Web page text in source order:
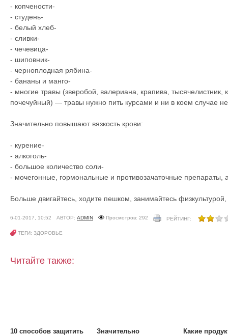
- копчености-
- студень-
- белый хлеб-
- сливки-
- чечевица-
- шиповник-
- черноплодная рябина-
- бананы и манго-
- многие травы (зверобой, валериана, крапива, тысячелистник,
почечуйный) — травы нужно пить курсами и ни в коем случае
Значительно повышают вязкость крови:
- курение-
- алкоголь-
- большое количество соли-
- мочегонные, гормональные и противозачаточные препараты,
Больше двигайтесь, ходите пешком, занимайтесь
6-01-2017, 10:52 АВТОР: ADMIN Просмотров: 292 РЕЙТИНГ:
ТЕГИ: ЗДОРОВЬЕ
Читайте также:
10 способов защитить
Значительно
Какие